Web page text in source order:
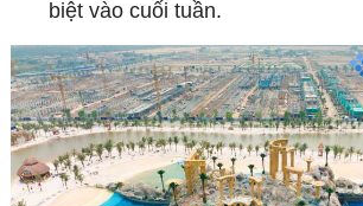
biệt vào cuối tuần.